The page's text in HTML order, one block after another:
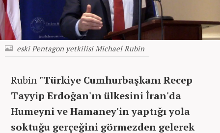
eski Pentagon yetkilisi Michael Rubin
Rubin "Türkiye Cumhurbaşkanı Recep
Tayyip Erdoğan'ın ülkesini İran'da
Humeyni ve Hamaney'in yaptığı yola
soktuğu gerçeğini görmezden gelerek